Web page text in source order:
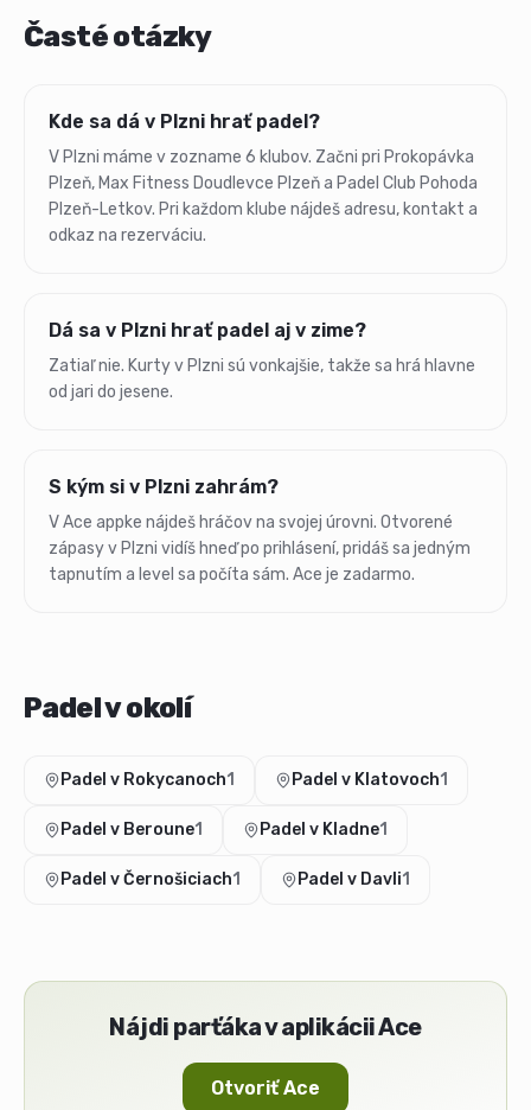
Časté otázky
Kde sa dá v Plzni hrať padel?
V Plzni máme v zozname 6 klubov. Začni pri Prokopávka
Plzeň, Max Fitness Doudlevce Plzeň a Padel Club Pohoda
Plzeň-Letkov. Pri každom klube nájdeš adresu, kontakt a
odkaz na rezerváciu.
Dá sa v Plzni hrať padel aj v zime?
Zatiaľ nie. Kurty v Plzni sú vonkajšie, takže sa hrá hlavne
od jari do jesene.
S kým si v Plzni zahrám?
V Ace appke nájdeš hráčov na svojej úrovni. Otvorené
zápasy v Plzni vidíš hneď po prihlásení, pridáš sa jedným
tapnutím a level sa počíta sám. Ace je zadarmo.
Padel v okolí
Padel v Rokycanoch1 Padel v Klatovoch1
Padel v Beroune1 Padel v Kladne1
Padel v Černošiciach1 Padel v Davli1
Nájdi parťáka v aplikácii Ace
Otvoriť Ace